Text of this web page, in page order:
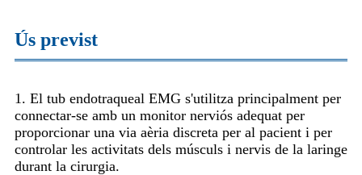
Ús previst
1. El tub endotraqueal EMG s'utilitza principalment per
connectar-se amb un monitor nerviós adequat per
proporcionar una via aèria discreta per al pacient i per
controlar les activitats dels músculs i nervis de la laringe
durant la cirurgia.